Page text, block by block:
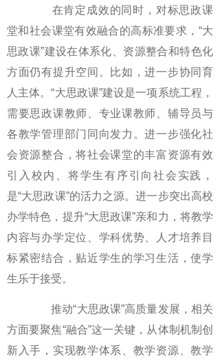
在肯定成效的同时，对标思政课
堂和社会课堂有效融合的高标准要求，“大
思政课”建设在体系化、资源整合和特色化
方面仍有提升空间。比如，进一步协同育
人主体。“大思政课”建设是一项系统工程，
需要思政课教师、专业课教师、辅导员与
各教学管理部门同向发力。进一步强化社
会资源整合，将社会课堂的丰富资源有效
引入校内、将学生有序引向社会实践，
是“大思政课”的活力之源。进一步突出高校
办学特色，提升“大思政课”亲和力，将教学
内容与办学定位、学科优势、人才培养目
标紧密结合，贴近学生的学习生活，使学
生乐于接受。
推动“大思政课”高质量发展，相关
方面要聚焦“融合”这一关键，从体制机制创
新入手，实现教学体系、教学资源、教学